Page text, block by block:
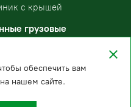
с крышей
грузовые
обеспечить вам
нашем сайте.